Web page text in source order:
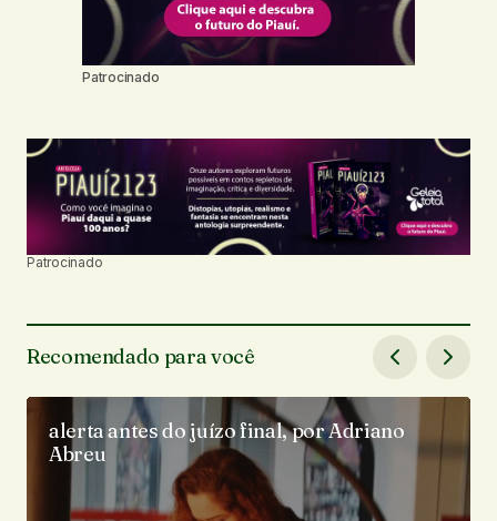
Patrocinado
Patrocinado
Recomendado para você
alerta antes do juízo final, por Adriano
Abreu